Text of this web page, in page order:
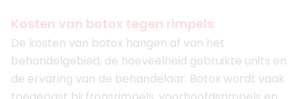
Kosten van botox tegen rimpels
De kosten van botox hangen af van het
behandelgebied, de hoeveelheid gebruikte units en
de ervaring van de behandelaar. Botox wordt vaak